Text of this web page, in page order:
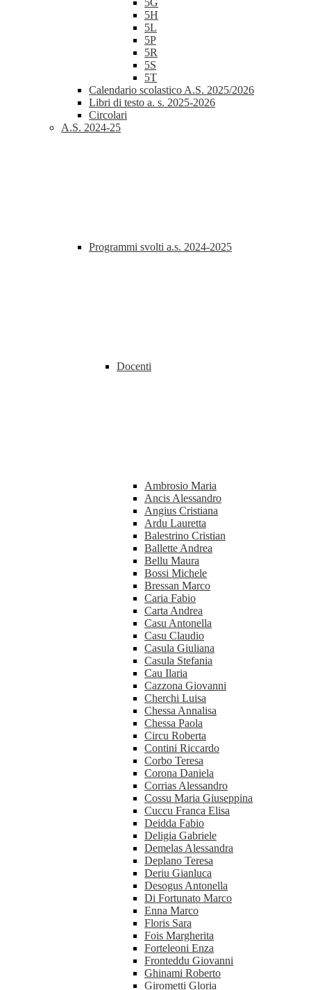
5G
5H
5L
5P
5R
5S
5T
Calendario scolastico A.S. 2025/2026
Libri di testo a. s. 2025-2026
Circolari
A.S. 2024-25
Programmi svolti a.s. 2024-2025
Docenti
Ambrosio Maria
Ancis Alessandro
Angius Cristiana
Ardu Lauretta
Balestrino Cristian
Ballette Andrea
Bellu Maura
Bossi Michele
Bressan Marco
Caria Fabio
Carta Andrea
Casu Antonella
Casu Claudio
Casula Giuliana
Casula Stefania
Cau Ilaria
Cazzona Giovanni
Cherchi Luisa
Chessa Annalisa
Chessa Paola
Circu Roberta
Contini Riccardo
Corbo Teresa
Corona Daniela
Corrias Alessandro
Cossu Maria Giuseppina
Cuccu Franca Elisa
Deidda Fabio
Deligia Gabriele
Demelas Alessandra
Deplano Teresa
Deriu Gianluca
Desogus Antonella
Di Fortunato Marco
Enna Marco
Floris Sara
Fois Margherita
Forteleoni Enza
Fronteddu Giovanni
Ghinami Roberto
Girometti Gloria